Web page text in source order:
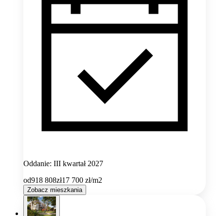
Oddanie: III kwartał 2027
od918 808zł17 700 zł/m2
Zobacz mieszkania